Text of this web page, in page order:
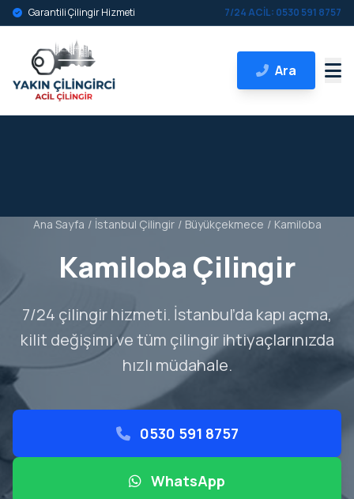
Garantili Çilingir Hizmeti 7/24 ACİL: 0530 591 8757
Ara
Ana Sayfa / İstanbul Çilingir / Büyükçekmece / Kamiloba
Kamiloba Çilingir
7/24 çilingir hizmeti. İstanbul’da kapı açma,
kilit değişimi ve tüm çilingir ihtiyaçlarınızda
hızlı müdahale.
0530 591 8757
WhatsApp